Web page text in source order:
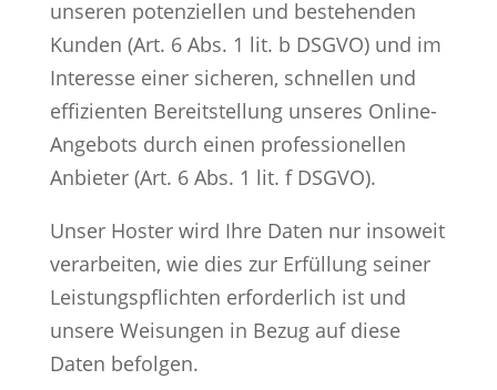
unseren potenziellen und bestehenden
Kunden (Art. 6 Abs. 1 lit. b DSGVO) und im
Interesse einer sicheren, schnellen und
effizienten Bereitstellung unseres Online-
Angebots durch einen professionellen
Anbieter (Art. 6 Abs. 1 lit. f DSGVO).
Unser Hoster wird Ihre Daten nur insoweit
verarbeiten, wie dies zur Erfüllung seiner
Leistungspflichten erforderlich ist und
unsere Weisungen in Bezug auf diese
Daten befolgen.